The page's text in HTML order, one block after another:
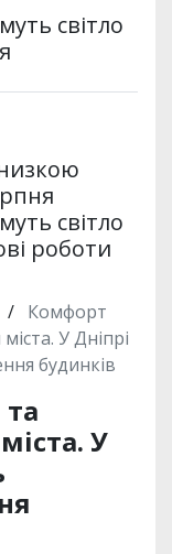
світло
світло
роботи
/ Комфорт
У Дніпрі
будинків
У